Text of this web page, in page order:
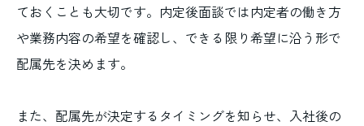
ておくことも大切です。内定後面談では内定者の働き方
や業務内容の希望を確認し、できる限り希望に沿う形で
配属先を決めます。
また、配属先が決定するタイミングを知らせ、入社後の